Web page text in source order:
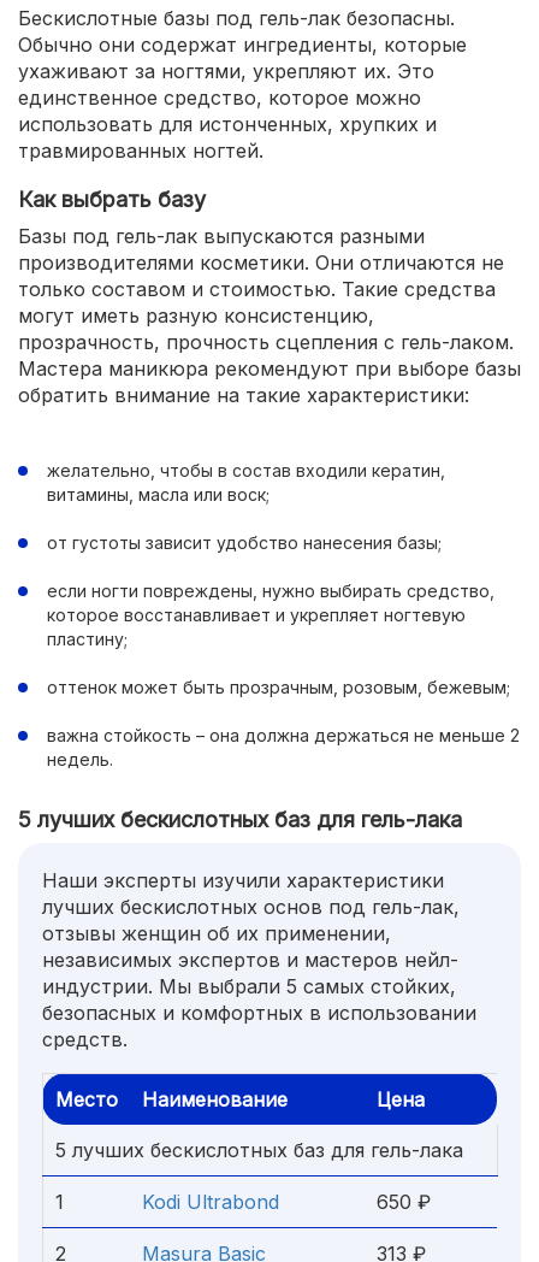
Бескислотные базы под гель-лак безопасны.
Обычно они содержат ингредиенты, которые
ухаживают за ногтями, укрепляют их. Это
единственное средство, которое можно
использовать для истонченных, хрупких и
травмированных ногтей.
Как выбрать базу
Базы под гель-лак выпускаются разными
производителями косметики. Они отличаются не
только составом и стоимостью. Такие средства
могут иметь разную консистенцию,
прозрачность, прочность сцепления с гель-лаком.
Мастера маникюра рекомендуют при выборе базы
обратить внимание на такие характеристики:
желательно, чтобы в состав входили кератин,
витамины, масла или воск;
от густоты зависит удобство нанесения базы;
если ногти повреждены, нужно выбирать средство,
которое восстанавливает и укрепляет ногтевую
пластину;
оттенок может быть прозрачным, розовым, бежевым;
важна стойкость – она должна держаться не меньше 2
недель.
5 лучших бескислотных баз для гель-лака
Наши эксперты изучили характеристики
лучших бескислотных основ под гель-лак,
отзывы женщин об их применении,
независимых экспертов и мастеров нейл-
индустрии. Мы выбрали 5 самых стойких,
безопасных и комфортных в использовании
средств.
Место Наименование Цена
5 лучших бескислотных баз для гель-лака
1 Kodi Ultrabond 650 ₽
2 Masura Basic 313 ₽